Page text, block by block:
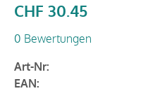
CHF 30.45
0 Bewertungen
Art-Nr:
EAN: